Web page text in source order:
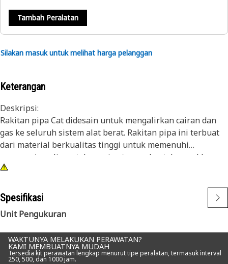
Tambah Peralatan
Silakan masuk untuk melihat harga pelanggan
Keterangan
Deskripsi:
Rakitan pipa Cat didesain untuk mengalirkan cairan dan
gas ke seluruh sistem alat berat. Rakitan pipa ini terbuat
dari material berkualitas tinggi untuk memenuhi
persyaratan aliran, toleransi getaran, dan tekanan khusus
aplikasi untuk peralatan tugas berat Cat.
Atribut:
• Mur berulir M12 (kedua ujungnya)
• Pengganti langsung OEM
• Dibuat untuk memberikan masa pakai dan keandalan
yang lebih lama dalam kondisi pengoperasian yang berat
Spesifikasi
Unit Pengukuran
WAKTUNYA MELAKUKAN PERAWATAN?
KAMI MEMBUATNYA MUDAH
Tersedia kit perawatan lengkap menurut tipe peralatan, termasuk interval
250, 500, dan 1000 jam.